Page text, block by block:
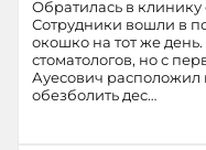
Обратилась в клинику
Сотрудники вошли в
окошко на тот же
стоматологов, но с
Ауесович расположил
обезболить дес…